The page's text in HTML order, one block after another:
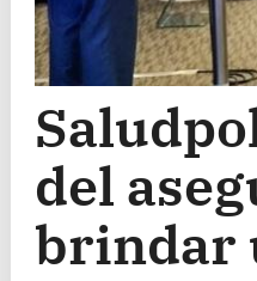
del
brindar